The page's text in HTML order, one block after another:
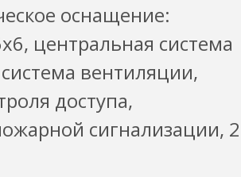
оснащение:
центральная система
вентиляции,
доступа,
сигнализации, 2